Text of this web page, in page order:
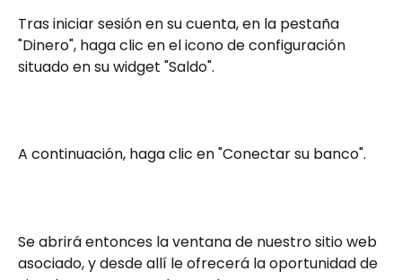
Tras iniciar sesión en su cuenta, en la pestaña
"Dinero", haga clic en el icono de configuración
situado en su widget "Saldo".
A continuación, haga clic en "Conectar su banco".
Se abrirá entonces la ventana de nuestro sitio web
asociado, y desde allí le ofrecerá la oportunidad de